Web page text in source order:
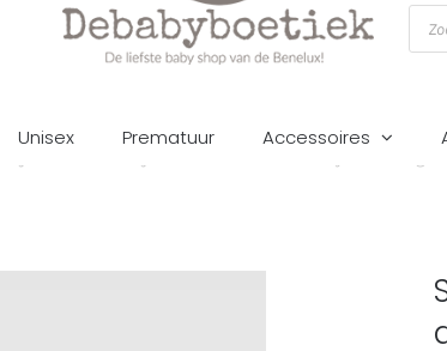
Unisex Prematuur Accessoires